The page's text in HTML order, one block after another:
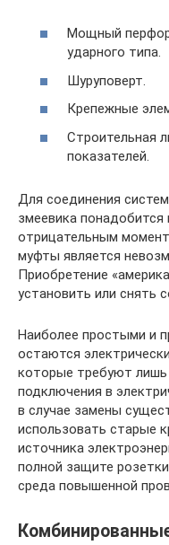
Мощный
ударного типа.
Шуруповерт.
Крепежные
Строительная
показателей.
Для соединения
змеевика
отрицательным
муфты является
Приобретение
установить или снять
Наиболее простыми и
остаются
которые требуют лишь
подключения в
в случае замены
использовать старые
источника
полной защите
среда повышенной